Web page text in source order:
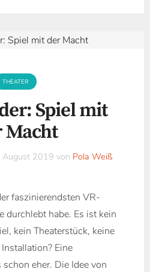
THEATER
Spiel mit
Macht
August 2019 von Pola Weiß
faszinierendsten VR-
durchlebt habe. Es ist kein
kein Theaterstück, keine
Eine
eher. Die Idee von